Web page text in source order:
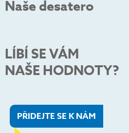
Naše desatero
LÍBÍ SE VÁM
NAŠE HODNOTY?
PŘIDEJTE SE K NÁM